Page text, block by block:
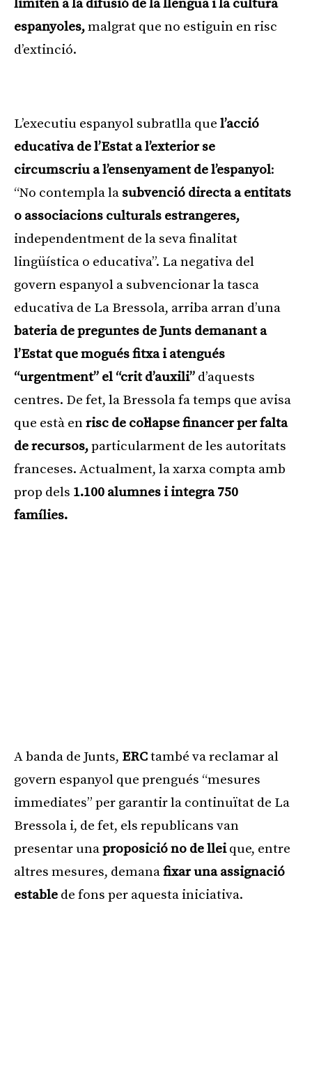
limiten a la difusió de la llengua i la cultura
espanyoles,malgrat que no estiguin en risc
d’extinció.
L’executiu espanyol subratlla que l’acció
educativa de l’Estat a l’exterior se
circumscriu a l’ensenyament de l’espanyol:
“No contempla la subvenció directa a entitats
o associacions culturals estrangeres,
independentment de la seva finalitat
lingüística o educativa”. La negativa del
govern espanyol a subvencionar la tasca
educativa de La Bressola, arriba arran d’una
bateria de preguntes de Junts demanant a
l’Estat que mogués fitxa i atengués
“urgentment” el “crit d’auxili” d’aquests
centres. De fet, la Bressola fa temps que avisa
que està enrisc de col·lapse financer per falta
de recursos,particularment de les autoritats
franceses. Actualment, la xarxa compta amb
prop dels 1.100 alumnes i integra 750
famílies.
A banda de Junts, ERCtambé va reclamar al
govern espanyol que prengués “mesures
immediates” per garantir la continuïtat de La
Bressola i, de fet, els republicans van
presentar unaproposició no de lleique, entre
altres mesures, demanafixar una assignació
estable de fons per aquesta iniciativa.